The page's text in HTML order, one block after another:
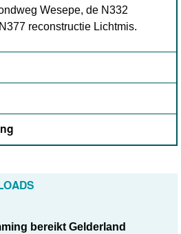
Wesepe, de N332
reconstructie Lichtmis.
bereikt Gelderland